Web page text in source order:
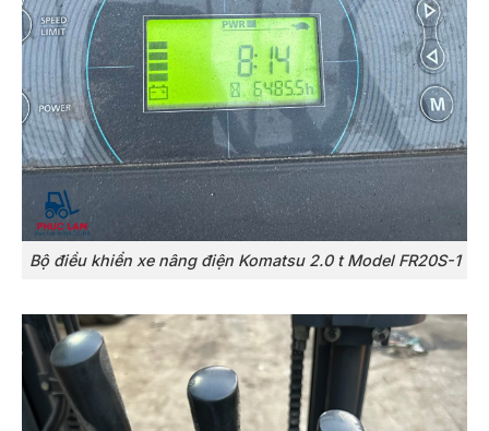
Bộ điều khiển xe nâng điện Komatsu 2.0 t Model FR20S-1